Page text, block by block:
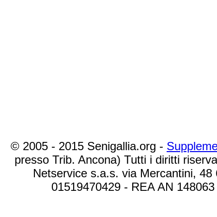
© 2005 - 2015 Senigallia.org -
presso Trib. Ancona) Tutti i diritti
Netservice s.a.s. via Mercantini,
01519470429 - REA AN